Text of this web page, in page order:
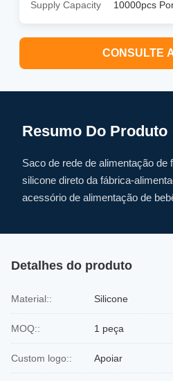
Supply Capacity 10000pcs
CONSULTE
Resumo Do Produto
Saco de rede de alimentação de
silicone direto da fábrica-
acessório de alimentação de
Detalhes do produto
Material:: Silicone
MOQ:: 1 peça
Custom logo:: Apoiar